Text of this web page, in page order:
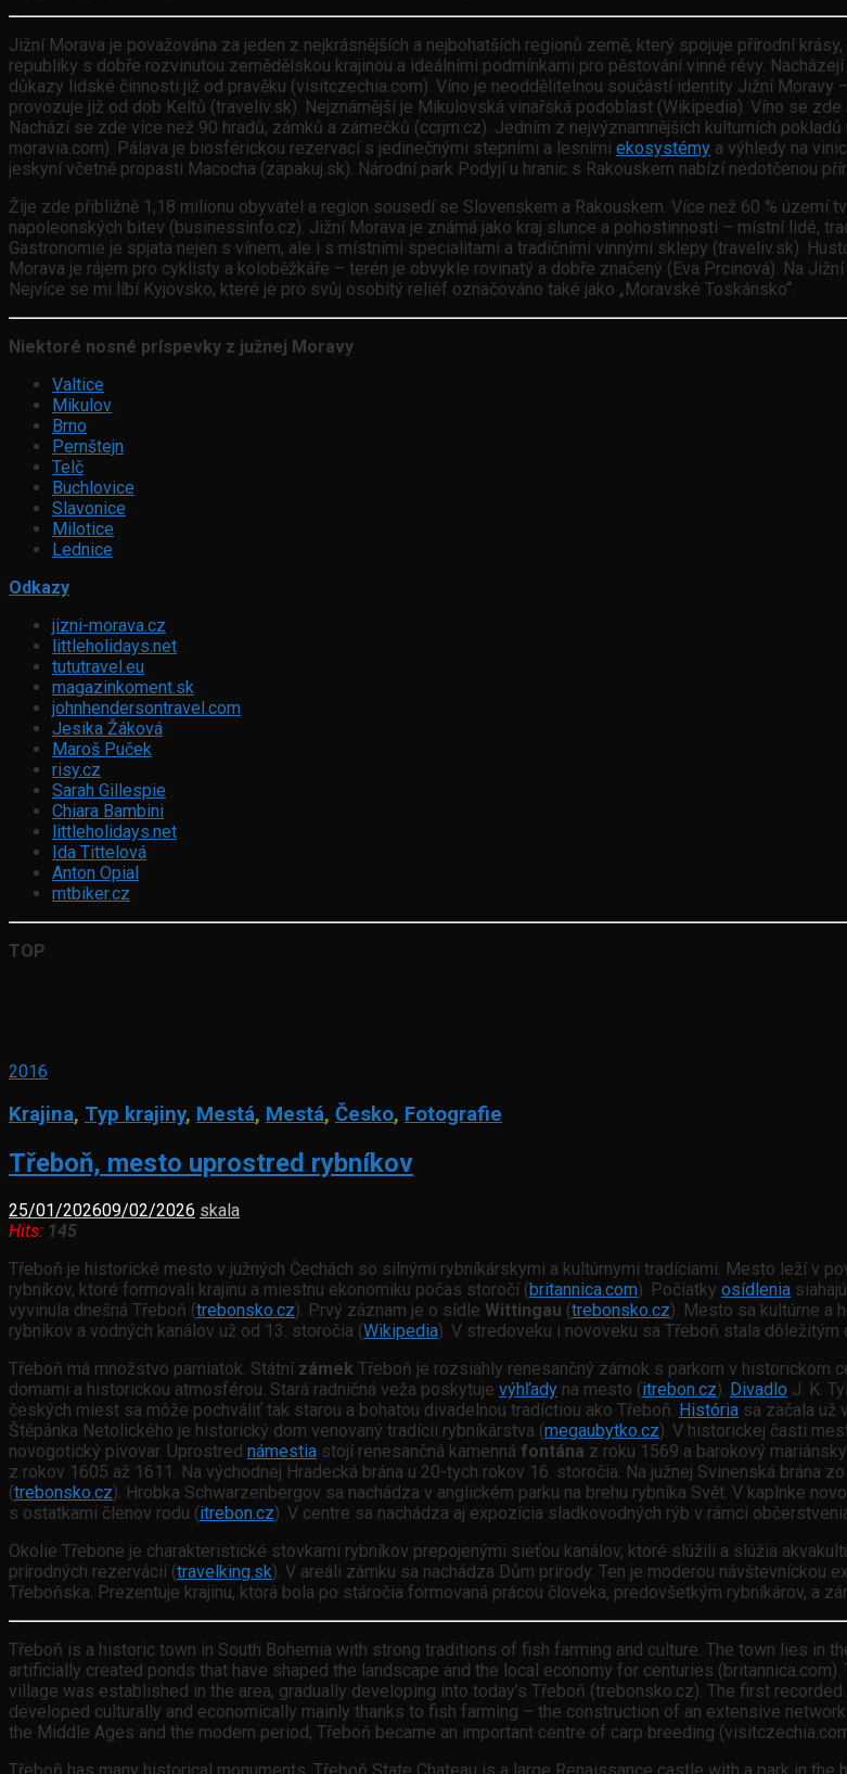
Jižní Morava je považována za jeden z nejkrásnějších a nejbohatších regionů země, který spojuje přírodní
republiky s dobře rozvinutou zemědělskou krajinou a ideálními podmínkami pro pěstování vinné révy.
důkazy lidské činnosti již od pravěku (visitczechia.com). Víno je neoddělitelnou součástí identity Jižní Moravy
provozuje již od dob Keltů (traveliv.sk). Nejznámější je Mikulovská vinařská podoblast (Wikipedia). Víno se
Nachází se zde více než 90 hradů, zámků a zámečků (ccrjm.cz). Jedním z nejvýznamnějších kulturních
moravia.com). Pálava je biosférickou rezervací s jedinečnými stepními a lesními ekosystémy a výhledy na
jeskyní včetně propasti Macocha (zapakuj.sk). Národní park Podyjí u hranic s Rakouskem nabízí nedotčenou
Žije zde přibližně 1,18 milionu obyvatel a region sousedí se Slovenskem a Rakouskem. Více než 60 % území
napoleonských bitev (businessinfo.cz). Jižní Morava je známá jako kraj slunce a pohostinnosti – místní lidé,
Gastronomie je spjata nejen s vínem, ale i s místními specialitami a tradičními vinnými sklepy (traveliv.sk).
Morava je rájem pro cyklisty a koloběžkáře – terén je obvykle rovinatý a dobře značený (Eva Prcinová). Na
Nejvíce se mi líbí Kyjovsko, které je pro svůj osobitý reliéf označováno také jako „Moravské Toskánsko“.
Niektoré nosné príspevky z južnej Moravy
Valtice
Mikulov
Brno
Pernštejn
Telč
Buchlovice
Slavonice
Milotice
Lednice
Odkazy
jizni-morava.cz
littleholidays.net
tututravel.eu
magazinkoment.sk
johnhendersontravel.com
Jesika Žáková
Maroš Puček
risy.cz
Sarah Gillespie
Chiara Bambini
littleholidays.net
Ida Tittelová
Anton Opial
mtbiker.cz
TOP
2016
Krajina, Typ krajiny, Mestá, Mestá, Česko, Fotografie
Třeboň, mesto uprostred rybníkov
25/01/202609/02/2026 skala
Hits: 145
Třeboň je historické mesto v južných Čechách so silnými rybníkárskymi a kultúrnymi tradíciami. Mesto leží v
rybníkov, ktoré formovali krajinu a miestnu ekonomiku počas storočí (britannica.com). Počiatky osídlenia
vyvinula dnešná Třeboň (trebonsko.cz). Prvý záznam je o sídle Wittingau (trebonsko.cz). Mesto sa kultúrne a
rybníkov a vodných kanálov už od 13. storočia (Wikipedia). V stredoveku i novoveku sa Třeboň stala dôležitým
Třeboň má množstvo pamiatok. Státní zámek Třeboň je rozsiahly renesančný zámok s parkom v historickom
domami a historickou atmosférou. Stará radničná veža poskytuje výhľady na mesto (itrebon.cz). Divadlo J. K.
českých miest sa môže pochváliť tak starou a bohatou divadelnou tradíctiou ako Třeboň. História sa začala už
Štěpánka Netolického je historický dom venovaný tradícii rybníkárstva (megaubytko.cz). V historickej časti
novogotický pivovar. Uprostred námestia stojí renesančná kamenná fontána z roku 1569 a barokový
z rokov 1605 až 1611. Na východnej Hradecká brána u 20-tych rokov 16. storočia. Na južnej Svinenská brána
(trebonsko.cz). Hrobka Schwarzenbergov sa nachádza v anglickém parku na brehu rybníka Svět. V kaplnke
s ostatkami členov rodu (itrebon.cz). V centre sa nachádza aj expozícia sladkovodných rýb v rámci
Okolie Třebone je charakteristické stovkami rybníkov prepojenými sieťou kanálov, ktoré slúžili a slúžia
prírodných rezervácií (travelking.sk). V areáli zámku sa nachádza Dům prírody. Ten je moderou
Třeboňska. Prezentuje krajinu, ktorá bola po stáročia formovaná prácou človeka, predovšetkým rybníkárov, a
Třeboň is a historic town in South Bohemia with strong traditions of fish farming and culture. The town lies in
artificially created ponds that have shaped the landscape and the local economy for centuries
village was established in the area, gradually developing into today’s Třeboň (trebonsko.cz). The first
developed culturally and economically mainly thanks to fish farming – the construction of an extensive
the Middle Ages and the modern period, Třeboň became an important centre of carp breeding